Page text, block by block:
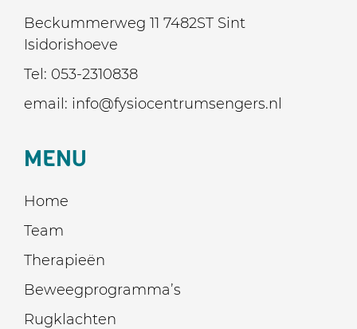
Beckummerweg 11 7482ST Sint
Isidorishoeve
Tel: 053-2310838
email: info@fysiocentrumsengers.nl
MENU
Home
Team
Therapieën
Beweegprogramma’s
Rugklachten